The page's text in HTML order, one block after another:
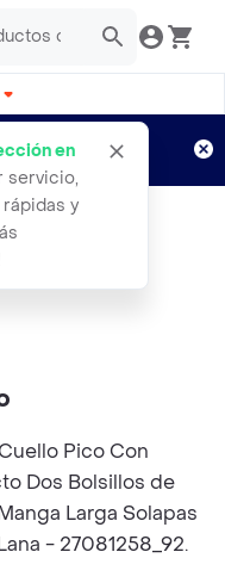
en
servicio,
y
Aplican TyC
Mujer
Pico Con
Dos Bolsillos de
Larga Solapas
- 27081258_92.